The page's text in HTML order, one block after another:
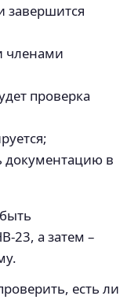
завершится
членами
проверка
документацию в
23, а затем –
есть ли